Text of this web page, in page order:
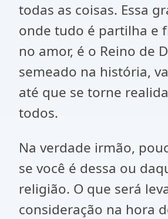
todas as coisas. Essa
onde tudo é partilha e
no amor, é o Reino de
semeado na história,
até que se torne
todos.
Na verdade irmão,
se você é dessa ou
religião. O que será
consideração na hora